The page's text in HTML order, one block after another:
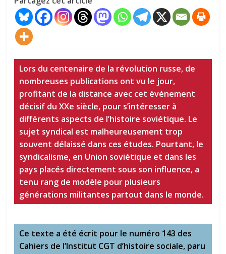
Lors du centenaire de la révolution russe, de
nombreuses publications ont vu le jour,
profitant de la distance avec cet événement
décisif du XXe siècle, pour s’intéresser à
différents aspects de l’histoire soviétique. Le
sujet syndical est malheureusement trop
souvent délaissé dans ces études. Pourtant, le
syndicalisme, en Union soviétique et dans les
pays placés directement sous son influence, a
tenu rang de modèle pour plusieurs
générations militantes partout dans le monde.
Ce texte a été écrit pour le numéro 143 des
Cahiers de l’Institut CGT d’histoire sociale, paru